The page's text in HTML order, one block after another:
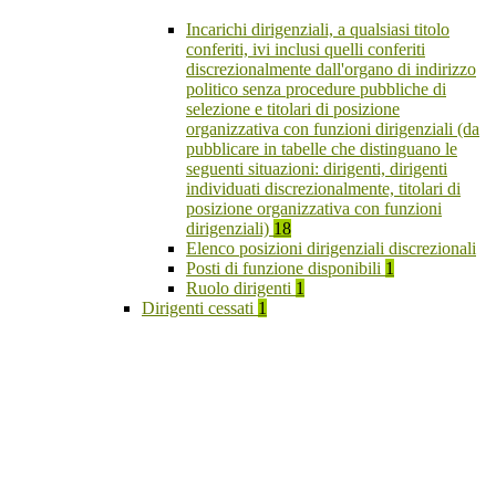
Incarichi dirigenziali, a qualsiasi titolo
conferiti, ivi inclusi quelli conferiti
discrezionalmente dall'organo di indirizzo
politico senza procedure pubbliche di
selezione e titolari di posizione
organizzativa con funzioni dirigenziali (da
pubblicare in tabelle che distinguano le
seguenti situazioni: dirigenti, dirigenti
individuati discrezionalmente, titolari di
posizione organizzativa con funzioni
dirigenziali) 18
Elenco posizioni dirigenziali discrezionali
Posti di funzione disponibili 1
Ruolo dirigenti 1
Dirigenti cessati 1